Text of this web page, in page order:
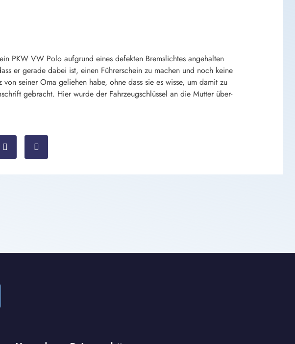
PKW VW Polo aufgrund eines defekten Bremslichtes angehalten
er gerade dabei ist, einen Führerschein zu machen und noch keine
seiner Oma geliehen habe, ohne dass sie es wisse, um damit zu
gebracht. Hier wurde der Fahrzeugschlüssel an die Mutter über-